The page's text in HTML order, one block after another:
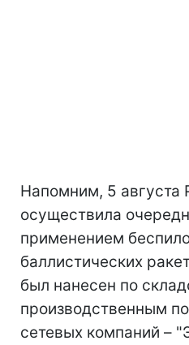
Напомним, 5 августа
осуществила
применением
баллистических
был нанесен по
производственным
сетевых компаний –